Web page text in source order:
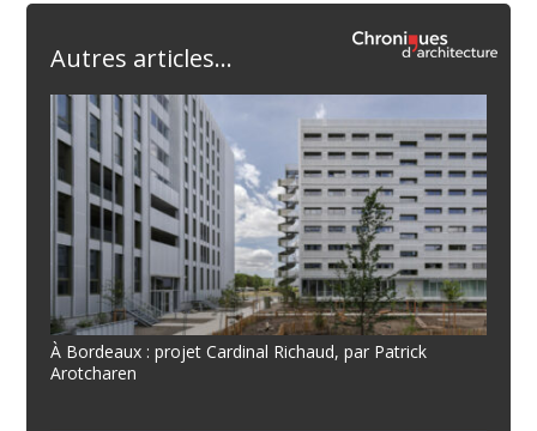
Autres articles...
À Bordeaux : projet Cardinal Richaud, par Patrick
Arotcharen